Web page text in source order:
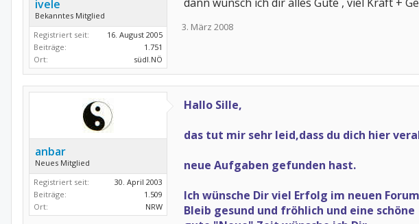
ivele
Bekanntes Mitglied
Registriert seit:
16. August 2005
Beiträge:
1.751
Ort:
südl.NÖ
3. März 2008
anbar
Neues Mitglied
Registriert seit:
30. April 2003
Beiträge:
1.509
Ort:
NRW
Hallo Sille,
das tut mir sehr leid,dass du dich hier
neue Aufgaben gefunden hast.
Ich wünsche Dir viel Erfolg im neuen
Bleib gesund und fröhlich und eine schöne